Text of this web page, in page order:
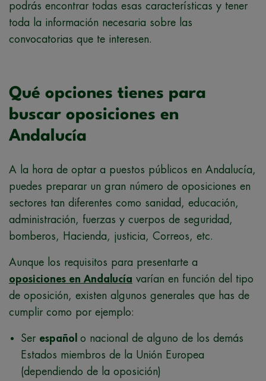
podrás encontrar todas esas características y tener
toda la información necesaria sobre las
convocatorias que te interesen.
Qué opciones tienes para
buscar oposiciones en
Andalucía
A la hora de optar a puestos públicos en Andalucía,
puedes preparar un gran número de oposiciones en
sectores tan diferentes como sanidad, educación,
administración, fuerzas y cuerpos de seguridad,
bomberos, Hacienda, justicia, Correos, etc.
Aunque los requisitos para presentarte a
oposiciones en Andalucía varían en función del tipo
de oposición, existen algunos generales que has de
cumplir como por ejemplo:
Ser español o nacional de alguno de los demás
Estados miembros de la Unión Europea
(dependiendo de la oposición)